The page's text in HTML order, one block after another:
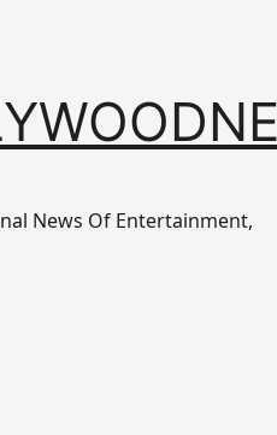
News Of Entertainment,